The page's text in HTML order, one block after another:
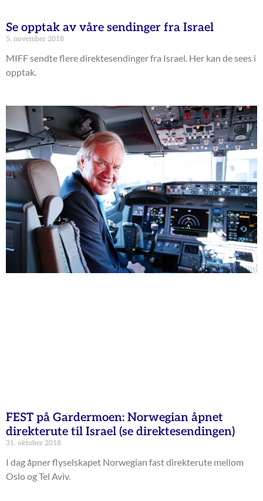
Se opptak av våre sendinger fra Israel
5. november 2018
MIFF sendte flere direktesendinger fra Israel. Her kan de sees i
opptak.
FEST på Gardermoen: Norwegian åpnet
direkterute til Israel (se direktesendingen)
31. oktober 2018
I dag åpner flyselskapet Norwegian fast direkterute mellom
Oslo og Tel Aviv.